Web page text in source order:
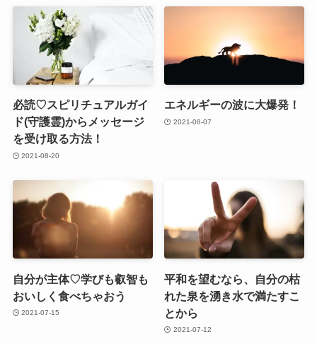
必読♡スピリチュアルガイ
ド(守護霊)からメッセージ
を受け取る方法！
2021-08-20
エネルギーの波に大爆発！
2021-08-07
自分が主体♡学びも叡智も
おいしく食べちゃおう
2021-07-15
平和を望むなら、自分の枯
れた泉を湧き水で満たすこ
とから
2021-07-12